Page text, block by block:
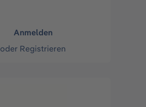
Anmelden
oder Registrieren